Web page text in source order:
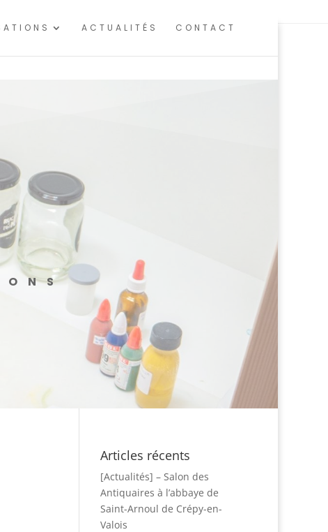
ACTUALITÉS CONTACT
Articles récents
[Actualités] – Salon des
Antiquaires à l’abbaye de
Saint-Arnoul de Crépy-en-
Valois